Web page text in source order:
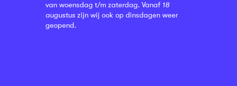
van woensdag t/m zaterdag. Vanaf 18
augustus zijn wij ook op dinsdagen weer
geopend.